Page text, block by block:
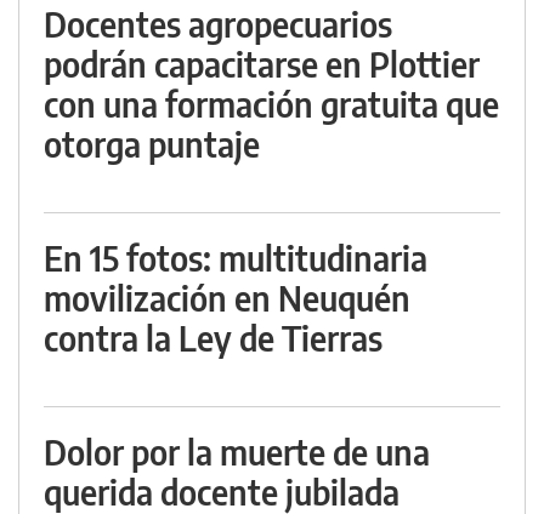
Docentes agropecuarios
podrán capacitarse en Plottier
con una formación gratuita que
otorga puntaje
En 15 fotos: multitudinaria
movilización en Neuquén
contra la Ley de Tierras
Dolor por la muerte de una
querida docente jubilada